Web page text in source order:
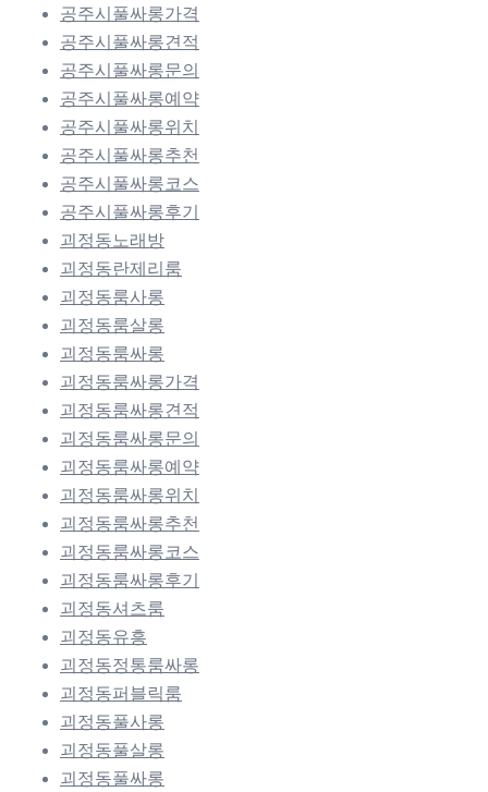
공주시풀싸롱가격
공주시풀싸롱견적
공주시풀싸롱문의
공주시풀싸롱예약
공주시풀싸롱위치
공주시풀싸롱추천
공주시풀싸롱코스
공주시풀싸롱후기
괴정동노래방
괴정동란제리룸
괴정동룸사롱
괴정동룸살롱
괴정동룸싸롱
괴정동룸싸롱가격
괴정동룸싸롱견적
괴정동룸싸롱문의
괴정동룸싸롱예약
괴정동룸싸롱위치
괴정동룸싸롱추천
괴정동룸싸롱코스
괴정동룸싸롱후기
괴정동셔츠룸
괴정동유흥
괴정동정통룸싸롱
괴정동퍼블릭룸
괴정동풀사롱
괴정동풀살롱
괴정동풀싸롱